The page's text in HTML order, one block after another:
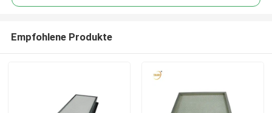
Empfohlene Produkte